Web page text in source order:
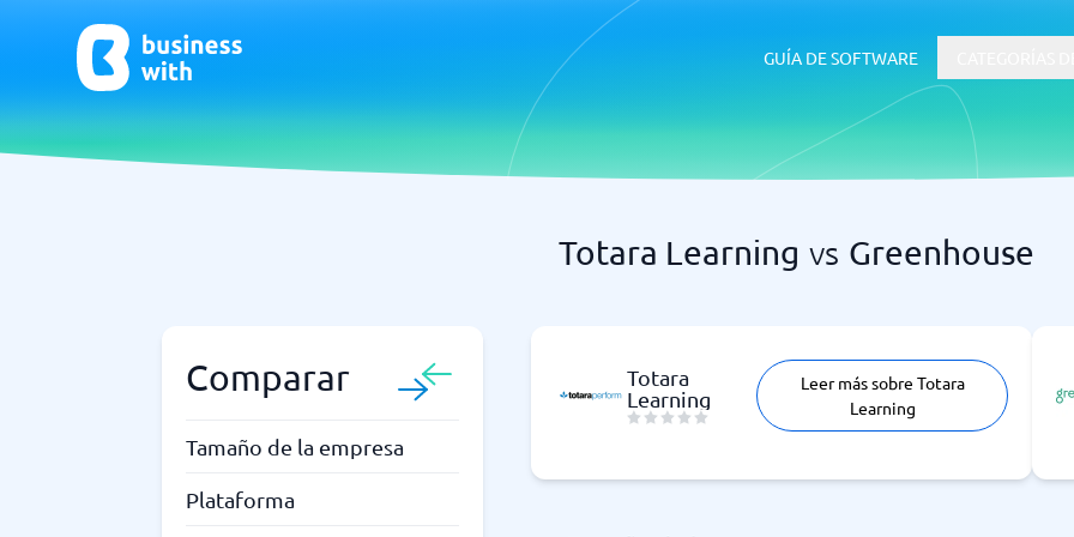
GUÍA DE SOFTWARE
RRHH y Talento
¿No estás seguro de qué sistema? Guía de inicio
Totara Learning vs Greenhouse
Comparar
Tamaño de la empresa
Plataforma
Totara
Learning
Leer más sobre Totara
Learning